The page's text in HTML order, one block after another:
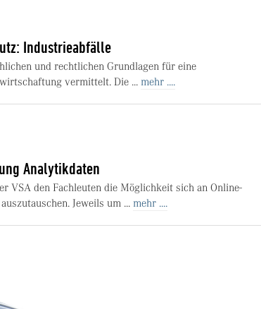
Industrieabfälle
und rechtlichen Grundlagen für eine
vermittelt. Die ... mehr ....
Analytikdaten
VSA den Fachleuten die Möglichkeit sich an Online-
Jeweils um ... mehr ....